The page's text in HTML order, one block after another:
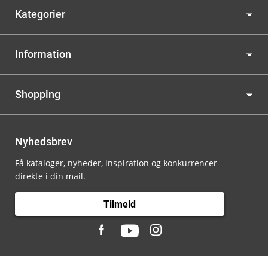
Kategorier
Information
Shopping
Nyhedsbrev
Få kataloger, nyheder, inspiration og konkurrencer
direkte i din mail.
Tilmeld